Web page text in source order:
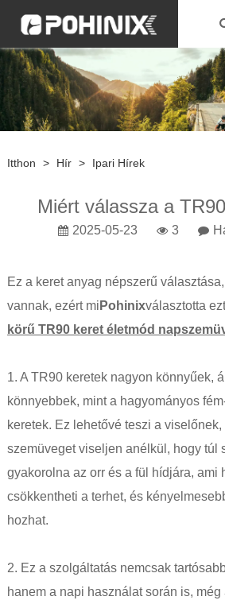
Itthon > Hír > Ipari Hírek
Miért válassza a
2025-05-23 3
Ez a keret anyag népszerű
vannak, ezért mi Pohinixválasztotta
körű TR90 keret életmód
1. A TR90 keretek nagyon könnyűek,
könnyebbek, mint a hagyományos
keretek. Ez lehetővé teszi a
szemüveget viseljen anélkül, hogy túl
gyakorolna az orr és a fül hídjára, ami
csökkentheti a terhet, és
hozhat.
2. Ez a szolgáltatás nemcsak
hanem a napi használat során is, még